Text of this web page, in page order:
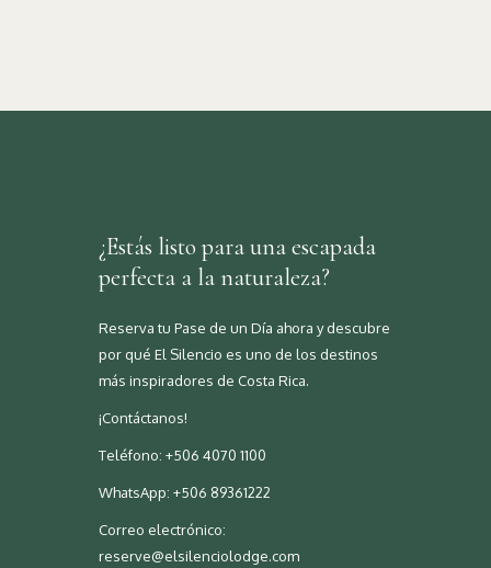
¿Estás listo para una escapada
perfecta a la naturaleza?
Reserva tu Pase de un Día ahora y descubre
por qué El Silencio es uno de los destinos
más inspiradores de Costa Rica.
¡Contáctanos!
Teléfono: +506 4070 1100
WhatsApp: +506 89361222
Correo electrónico:
reserve@elsilenciolodge.com